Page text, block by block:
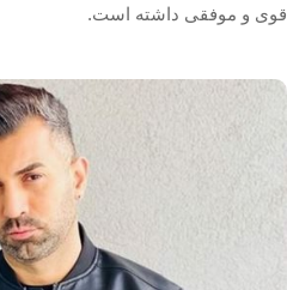
قوی و موفقی داشته است.